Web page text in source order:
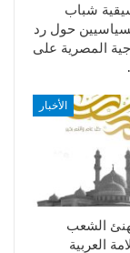
شباب
حول رد
المصرية على
الأخبار
الشعب
العربية